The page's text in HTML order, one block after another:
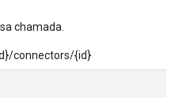
chamada.
connectors/{id}